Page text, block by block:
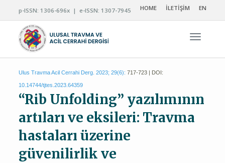
p-ISSN: 1306-696x | e-ISSN: 1307-7945 HOME İLETİŞİM EN
Ulus Travma Acil Cerrahi Derg. 2023; 29(6): 717-723 | DOI:
10.14744/tjtes.2023.64359
“Rib Unfolding” yazılımının
artıları ve eksileri: Travma
hastaları üzerine
güvenilirlik ve